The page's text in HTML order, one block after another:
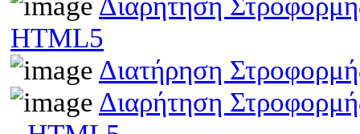
HTML5
Διατήρηση
Διαρήτηση